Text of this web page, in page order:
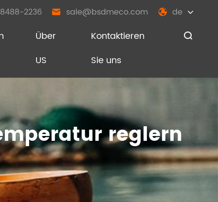
2236  sale@bsdmeco.com  de
Über
US
Kontaktieren
Sie uns

reglern